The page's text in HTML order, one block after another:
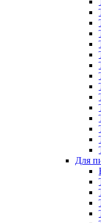
Для